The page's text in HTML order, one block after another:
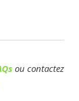
ou contactez